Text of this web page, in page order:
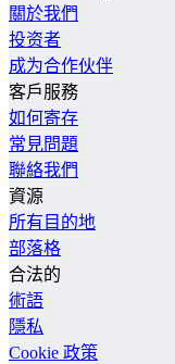
關於我們
投资者
成为合作伙伴
客戶服務
如何寄存
常見問題
聯絡我們
資源
所有目的地
部落格
合法的
術語
隱私
Cookie 政策